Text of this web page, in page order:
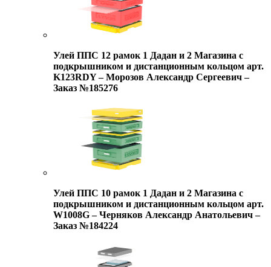
Улей ППС 12 рамок 1 Дадан и 2 Магазина с
подкрышником и дистанционным кольцом арт.
K123RDY – Морозов Александр Сергеевич –
Заказ №185276
Улей ППС 10 рамок 1 Дадан и 2 Магазина с
подкрышником и дистанционным кольцом арт.
W1008G – Черняков Александр Анатольевич –
Заказ №184224